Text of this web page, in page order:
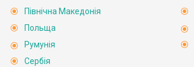
Північна Македонія
Польща
Румунія
Сербія